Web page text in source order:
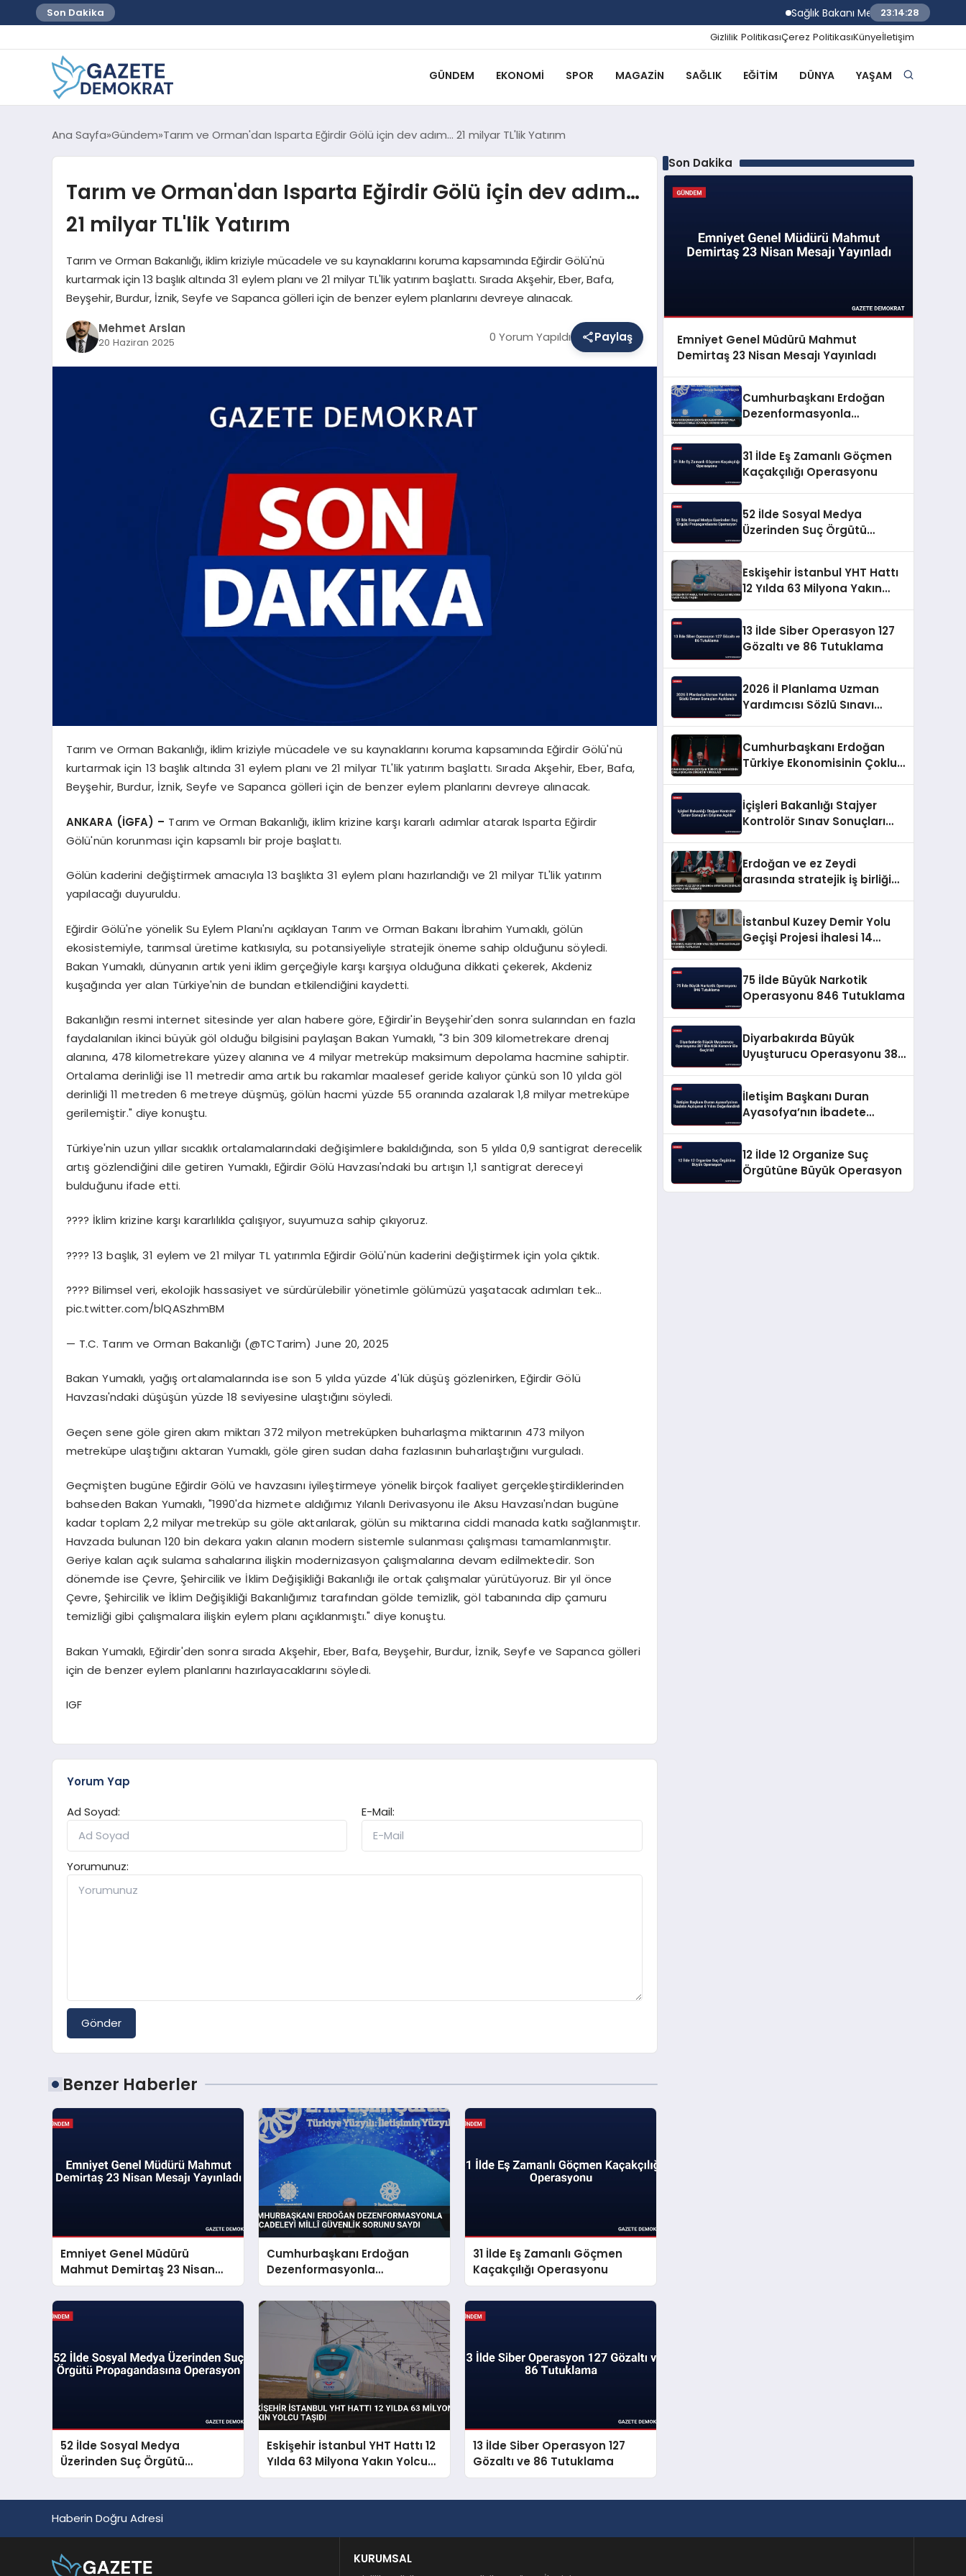
Son Dakika Sağlık Bakanı Memişoğlu İzmir Biyotıp
23:14:29
Gizlilik PolitikasıÇerez PolitikasıKünyeİletişim
GÜNDEM EKONOMI SPOR MAGAZIN SAĞLIK EĞITIM DÜNYA YAŞAM
Ana Sayfa Gündem Tarım ve Orman'dan Isparta Eğirdir Gölü için dev adım… 21 milyar TL'lik Yatırım
Tarım ve Orman'dan Isparta Eğirdir Gölü için dev adım…
21 milyar TL'lik Yatırım
Tarım ve Orman Bakanlığı, iklim kriziyle mücadele ve su kaynaklarını koruma kapsamında Eğirdir Gölü'nü
kurtarmak için 13 başlık altında 31 eylem planı ve 21 milyar TL'lik yatırım başlattı. Sırada Akşehir, Eber, Bafa,
Beyşehir, Burdur, İznik, Seyfe ve Sapanca gölleri için de benzer eylem planlarını devreye alınacak.
Mehmet Arslan
20 Haziran 2025 0 Yorum Yapıldı Paylaş
Tarım ve Orman Bakanlığı, iklim kriziyle mücadele ve su kaynaklarını koruma kapsamında Eğirdir Gölü'nü
kurtarmak için 13 başlık altında 31 eylem planı ve 21 milyar TL'lik yatırım başlattı. Sırada Akşehir, Eber, Bafa,
Beyşehir, Burdur, İznik, Seyfe ve Sapanca gölleri için de benzer eylem planlarını devreye alınacak.
ANKARA (İGFA) – Tarım ve Orman Bakanlığı, iklim krizine karşı kararlı adımlar atarak Isparta Eğirdir
Gölü'nün korunması için kapsamlı bir proje başlattı.
Gölün kaderini değiştirmek amacıyla 13 başlıkta 31 eylem planı hazırlandığı ve 21 milyar TL'lik yatırım
yapılacağı duyuruldu.
Eğirdir Gölü'ne yönelik Su Eylem Planı'nı açıklayan Tarım ve Orman Bakanı İbrahim Yumaklı, gölün
ekosistemiyle, tarımsal üretime katkısıyla, su potansiyeliyle stratejik öneme sahip olduğunu söyledi.
Bakan Yumaklı, dünyanın artık yeni iklim gerçeğiyle karşı karşıya olduğuna dikkati çekerek, Akdeniz
kuşağında yer alan Türkiye'nin de bundan etkilendiğini kaydetti.
Bakanlığın resmi internet sitesinde yer alan habere göre, Eğirdir'in Beyşehir'den sonra sularından en fazla
faydalanılan ikinci büyük göl olduğu bilgisini paylaşan Bakan Yumaklı, "3 bin 309 kilometrekare drenaj
alanına, 478 kilometrekare yüzey alanına ve 4 milyar metreküp maksimum depolama hacmine sahiptir.
Ortalama derinliği ise 11 metredir ama artık bu rakamlar maalesef geride kalıyor çünkü son 10 yılda göl
derinliği 11 metreden 6 metreye düşmüş, gölün hacmi yüzde 55 oranında azalarak 1,8 milyar metreküpe
gerilemiştir." diye konuştu.
Türkiye'nin uzun yıllar sıcaklık ortalamalarındaki değişimlere bakıldığında, son 5 yılda 0,9 santigrat derecelik
artış gözlendiğini dile getiren Yumaklı, Eğirdir Gölü Havzası'ndaki bu artışın 1,1 santigrat dereceyi
bulduğunu ifade etti.
???? İklim krizine karşı kararlılıkla çalışıyor, suyumuza sahip çıkıyoruz.
???? 13 başlık, 31 eylem ve 21 milyar TL yatırımla Eğirdir Gölü'nün kaderini değiştirmek için yola çıktık.
???? Bilimsel veri, ekolojik hassasiyet ve sürdürülebilir yönetimle gölümüzü yaşatacak adımları tek…
pic.twitter.com/blQASzhmBM
— T.C. Tarım ve Orman Bakanlığı (@TCTarim) June 20, 2025
Bakan Yumaklı, yağış ortalamalarında ise son 5 yılda yüzde 4'lük düşüş gözlenirken, Eğirdir Gölü
Havzası'ndaki düşüşün yüzde 18 seviyesine ulaştığını söyledi.
Geçen sene göle giren akım miktarı 372 milyon metreküpken buharlaşma miktarının 473 milyon
metreküpe ulaştığını aktaran Yumaklı, göle giren sudan daha fazlasının buharlaştığını vurguladı.
Geçmişten bugüne Eğirdir Gölü ve havzasını iyileştirmeye yönelik birçok faaliyet gerçekleştirdiklerinden
bahseden Bakan Yumaklı, "1990'da hizmete aldığımız Yılanlı Derivasyonu ile Aksu Havzası'ndan bugüne
kadar toplam 2,2 milyar metreküp su göle aktarılarak, gölün su miktarına ciddi manada katkı sağlanmıştır.
Havzada bulunan 120 bin dekara yakın alanın modern sistemle sulanması çalışması tamamlanmıştır.
Geriye kalan açık sulama sahalarına ilişkin modernizasyon çalışmalarına devam edilmektedir. Son
dönemde ise Çevre, Şehircilik ve İklim Değişikliği Bakanlığı ile ortak çalışmalar yürütüyoruz. Bir yıl önce
Çevre, Şehircilik ve İklim Değişikliği Bakanlığımız tarafından gölde temizlik, göl tabanında dip çamuru
temizliği gibi çalışmalara ilişkin eylem planı açıklanmıştı." diye konuştu.
Bakan Yumaklı, Eğirdir'den sonra sırada Akşehir, Eber, Bafa, Beyşehir, Burdur, İznik, Seyfe ve Sapanca gölleri
için de benzer eylem planlarını hazırlayacaklarını söyledi.
IGF
Yorum Yap
Ad Soyad:
E-Mail:
Yorumunuz:
Gönder
Benzer Haberler
Emniyet Genel Müdürü
Mahmut Demirtaş 23 Nisan
Mesajı Yayınladı
Cumhurbaşkanı Erdoğan
Dezenformasyonla
Mücadeleyi Millî Güvenlik
Sorunu Saydı
31 İlde Eş Zamanlı Göçmen
Kaçakçılığı Operasyonu
52 İlde Sosyal Medya
Üzerinden Suç Örgütü
Propagandasına Operasyon
Eskişehir İstanbul YHT Hattı 12
Yılda 63 Milyona Yakın Yolcu
Taşıdı
13 İlde Siber Operasyon 127
Gözaltı ve 86 Tutuklama
Son Dakika
Emniyet Genel Müdürü Mahmut
Demirtaş 23 Nisan Mesajı Yayınladı
Cumhurbaşkanı Erdoğan
Dezenformasyonla
31 İlde Eş Zamanlı Göçmen
Kaçakçılığı Operasyonu
52 İlde Sosyal Medya
Üzerinden Suç Örgütü
Eskişehir İstanbul YHT Hattı
12 Yılda 63 Milyona Yakın
13 İlde Siber Operasyon 127
Gözaltı ve 86 Tutuklama
2026 İl Planlama Uzman
Yardımcısı Sözlü Sınavı
Cumhurbaşkanı Erdoğan
Türkiye Ekonomisinin Çoklu
İçişleri Bakanlığı Stajyer
Kontrolör Sınav Sonuçları
Erdoğan ve ez Zeydi
arasında stratejik iş birliği
İstanbul Kuzey Demir Yolu
Geçişi Projesi İhalesi 14
75 İlde Büyük Narkotik
Operasyonu 846 Tutuklama
Diyarbakırda Büyük
Uyuşturucu Operasyonu 387
İletişim Başkanı Duran
Ayasofya’nın İbadete
12 İlde 12 Organize Suç
Örgütüne Büyük Operasyon
Haberin Doğru Adresi
KURUMSAL